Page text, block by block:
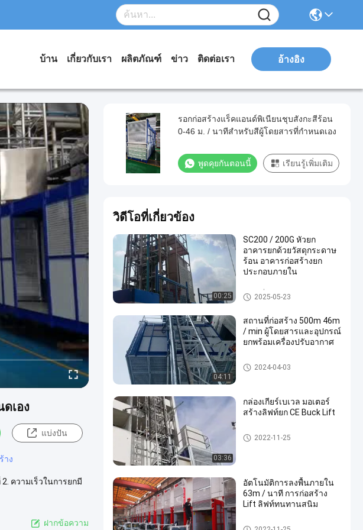
บ้าน เกี่ยวกับเรา ผลิตภัณฑ์ ข่าว ติดต่อเรา อ้างอิง
เอง
แบ่งปัน
าง
ความเร็วในการยกมี
ฝากข้อความ
รอกก่อสร้างแร็คแอนด์พิเนียนชุบสังกะสีร้อน
0-46 ม. / นาทีสำหรับสีผู้โดยสารที่กำหนดเอง
พูดคุยกันตอนนี้ เรียนรู้เพิ่มเติม
วิดีโอที่เกี่ยวข้อง
00:25
SC200 / 200G หัวยก
อาคารยกด้วยวัสดุกระดาษ
ร้อน อาคารก่อสร้างยก
ประกอบภายใน
สถานที่ก่อสร้าง
2025-05-23
04:11
สถานที่ก่อสร้าง 500m 46m
/ min ผู้โดยสารและอุปกรณ์
ยกพร้อมเครื่องปรับอากาศ
การก่อสร้าง Lift Lift
2024-04-03
03:36
กล่องเกียร์เบเวล มอเตอร์
สร้างลิฟท์ยก CE Buck Lift
การก่อสร้าง Lift Lift
2022-11-25
อัตโนมัติการลงพื้นภายใน
63m / นาที การก่อสร้าง
Lift ลิฟท์ทนทานสนิม
การก่อสร้าง Lift Lift